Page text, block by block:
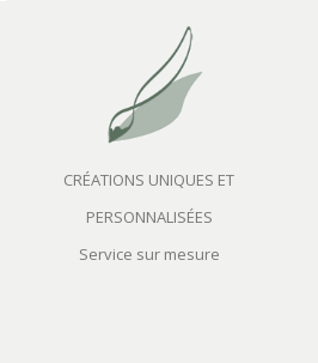
CRÉATIONS UNIQUES ET
PERSONNALISÉES
Service sur mesure